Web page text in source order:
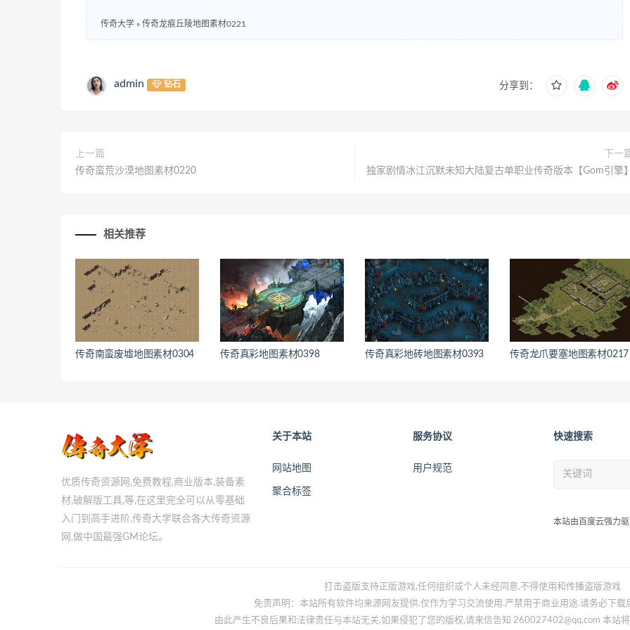
传奇大学 » 传奇龙痕丘陵地图素材0221
admin 钻石 分享到：
上一篇
传奇蛮荒沙漠地图素材0220
下一
独家剧情冰江沉默未知大陆复古单职业传奇版本【Gom引擎
相关推荐
传奇南蛮废墟地图素材0304 传奇真彩地图素材0398 传奇真彩地砖地图素材0393 传奇龙爪要塞地图素材0217
优质传奇资源网,免费教程,商业版本,装备素
材,破解版工具,等,在这里完全可以从零基础
入门到高手进阶,传奇大学联合各大传奇资源
网,做中国最强GM论坛。
关于本站
网站地图
聚合标签
服务协议
用户规范
快速搜索
本站由百度云强力
打击盗版支持正版游戏,任何组织或个人未经同意,不得使用和传播盗版游戏
免责声明：本站所有软件均来源网友提供.仅作为学习交流使用.严禁用于商业用途.请务必下载
由此产生不良后果和法律责任与本站无关,如果侵犯了您的版权,请来信告知 260027402@qq.com 本站